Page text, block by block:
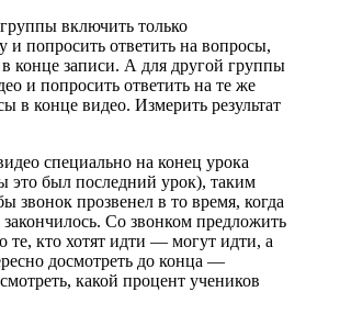
включить только
и попросить ответить на вопросы,
в конце записи. А для другой группы
и попросить ответить на те же
в конце видео. Измерить результат
специально на конец урока
это был последний урок), таким
звонок прозвенел в то время, когда
Со звонком предложить
те, кто хотят идти — могут идти, а
досмотреть до конца —
какой процент учеников